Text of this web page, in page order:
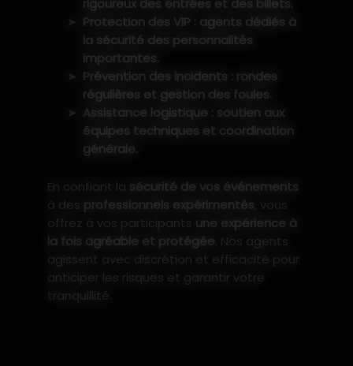
rigoureux des entrées et des billets.
Protection des VIP : agents dédiés à
la sécurité des personnalités
importantes.
Prévention des incidents : rondes
régulières et gestion des foules.
Assistance logistique : soutien aux
équipes techniques et coordination
générale.
En confiant la sécurité de vos événements
à des professionnels expérimentés , vous
offrez à vos participants
une expérience à
la fois agréable et protégée . Nos agents
agissent avec discrétion et efficacité pour
anticiper les risques et garantir votre
tranquillité.